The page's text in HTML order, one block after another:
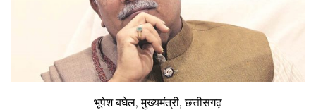
भूपेश बघेल, मुख्यमंत्री, छत्तीसगढ़